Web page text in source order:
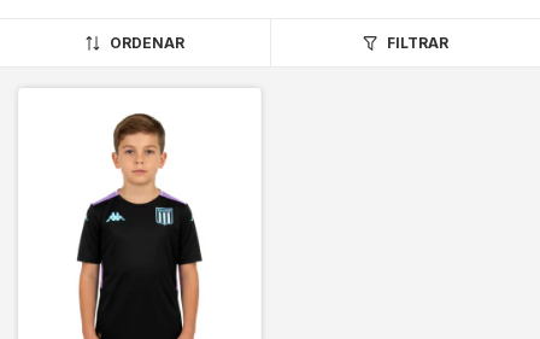
ORDENAR FILTRAR